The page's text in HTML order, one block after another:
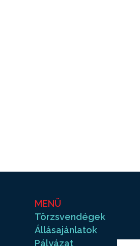
MENÜ
Törzsvendégek
Állásajánlatok
Pályázat